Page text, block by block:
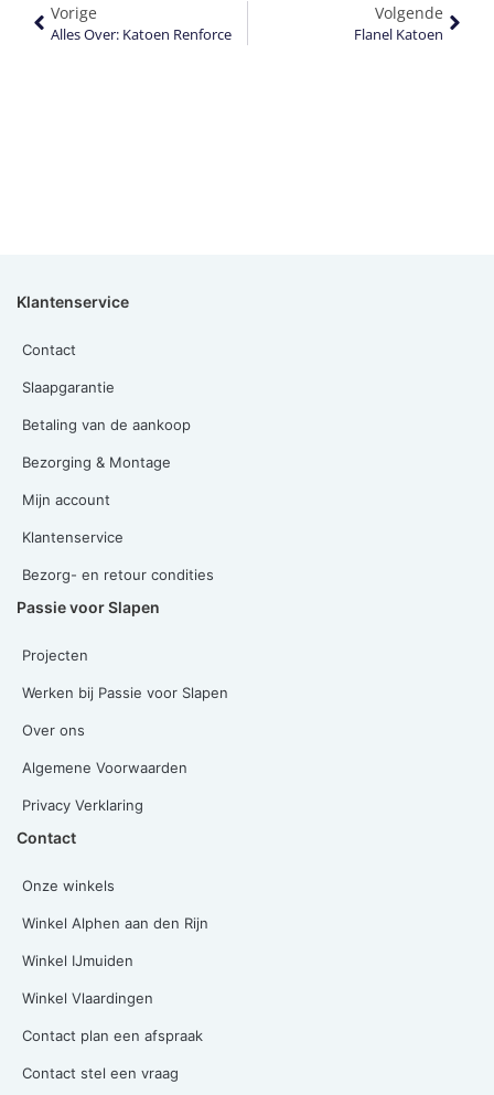
Vorige
Alles Over: Katoen Renforce
Volgende
Flanel Katoen
Klantenservice
Contact
Slaapgarantie
Betaling van de aankoop
Bezorging & Montage
Mijn account
Klantenservice
Bezorg- en retour condities
Passie voor Slapen
Projecten
Werken bij Passie voor Slapen
Over ons
Algemene Voorwaarden
Privacy Verklaring
Contact
Onze winkels
Winkel Alphen aan den Rijn
Winkel IJmuiden
Winkel Vlaardingen
Contact plan een afspraak
Contact stel een vraag